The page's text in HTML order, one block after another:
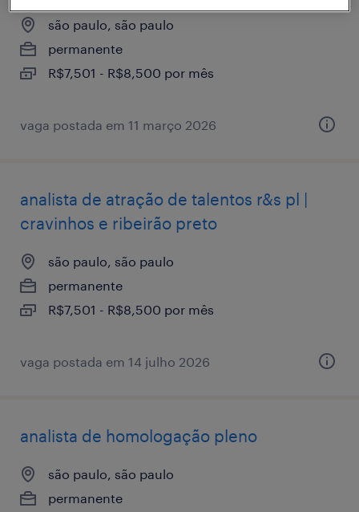
são paulo, são paulo
permanente
R$7,501 - R$8,500 por mês
vaga postada em 11 março 2026
analista de atração de talentos r&s pl |
cravinhos e ribeirão preto
são paulo, são paulo
permanente
R$7,501 - R$8,500 por mês
vaga postada em 14 julho 2026
analista de homologação pleno
são paulo, são paulo
permanente